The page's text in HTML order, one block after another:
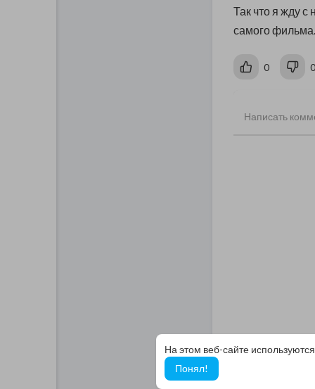
На этом веб-сайте
Понял!
Так что я жду
самого
0 0